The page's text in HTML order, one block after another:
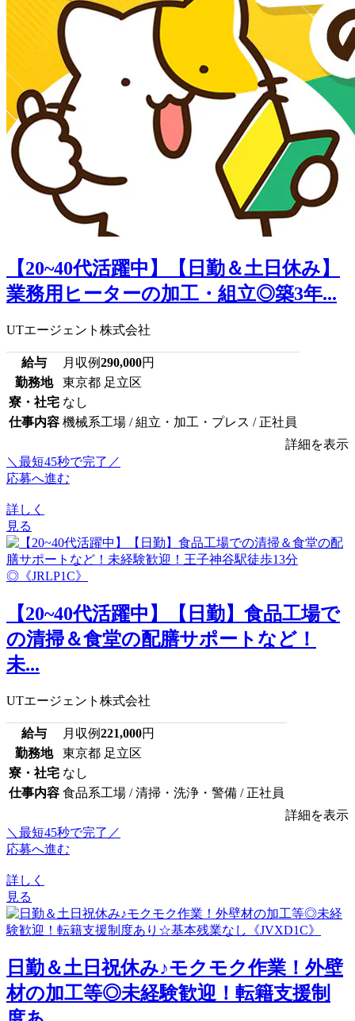
【20~40代活躍中】【日勤＆土日休み】
業務用ヒーターの加工・組立◎築3年...
UTエージェント株式会社
給与 月収例290,000円
勤務地
東京都 足立区
寮・社宅 なし
仕事内容 機械系工場 / 組立・加工・プレス / 正社員
詳細を表示
＼最短45秒で完了／
応募へ進む
詳しく
見る
【20~40代活躍中】【日勤】食品工場で
の清掃＆食堂の配膳サポートなど！
未...
UTエージェント株式会社
給与 月収例221,000円
勤務地
東京都 足立区
寮・社宅 なし
仕事内容 食品系工場 / 清掃・洗浄・警備 / 正社員
詳細を表示
＼最短45秒で完了／
応募へ進む
詳しく
見る
日勤＆土日祝休み♪モクモク作業！外壁
材の加工等◎未経験歓迎！転籍支援制